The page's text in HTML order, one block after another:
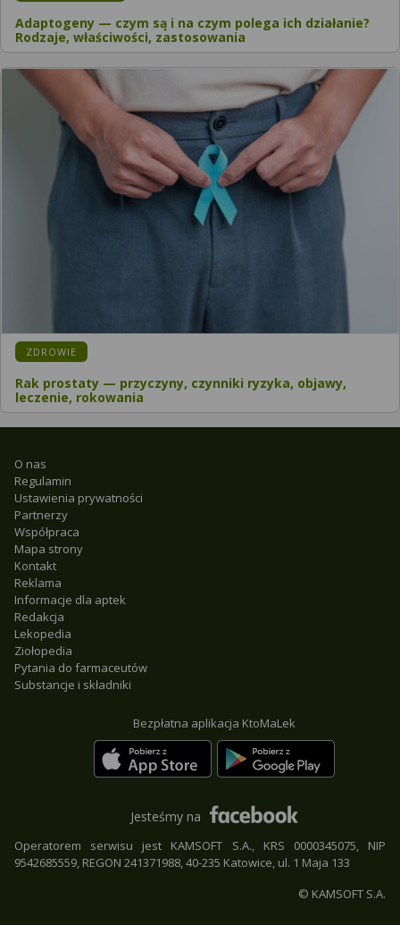
Adaptogeny — czym są i na czym polega ich działanie?
Rodzaje, właściwości, zastosowania
ZDROWIE
Rak prostaty — przyczyny, czynniki ryzyka, objawy,
leczenie, rokowania
O nas
Regulamin
Ustawienia prywatności
Partnerzy
Współpraca
Mapa strony
Kontakt
Reklama
Informacje dla aptek
Redakcja
Lekopedia
Ziołopedia
Pytania do farmaceutów
Substancje i składniki
Bezpłatna aplikacja KtoMaLek
Jesteśmy na
Operatorem serwisu jest KAMSOFT S.A., KRS 0000345075, NIP
9542685559, REGON 241371988, 40-235 Katowice, ul. 1 Maja 133
© KAMSOFT S.A.